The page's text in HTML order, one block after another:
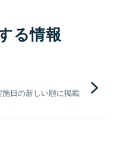
る情報
日の新しい順に掲載